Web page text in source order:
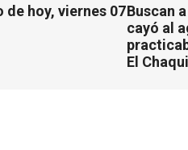
de hoy, viernes 07Buscan
cayó al
El